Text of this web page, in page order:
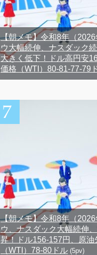
【朝メモ】令和8年（2026
ウ大幅続伸、ナスダック
大きく低下！ドル高円安
価格（WTI）80-81-77-79
【朝メモ】令和8年（
ウ、ナスダック大幅続伸
昇！ドル156-157円、原油
（WTI）78-80ドル (5pv)